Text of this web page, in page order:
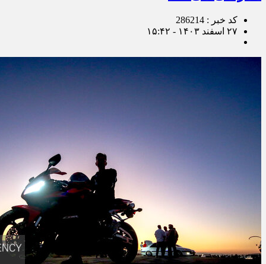
کد خبر : 286214
۲۷ اسفند ۱۴۰۳ - ۱۵:۴۲